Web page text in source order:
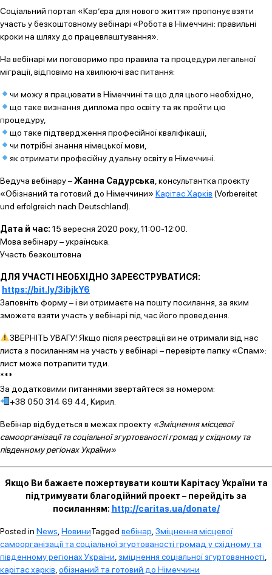
Соціальний портал «Кар’єра для нового життя» пропонує взяти
участь у безкоштовному вебінарі «Робота в Німеччині: правильні
кроки на шляху до працевлаштування».
На вебінарі ми поговоримо про правила та процедури легальної
міграції, відповімо на хвилюючі вас питання:
чи можу я працювати в Німеччині та що для цього необхідно,
що таке визнання диплома про освіту та як пройти цю
процедуру,
що таке підтвердження професійної кваліфікації,
чи потрібні знання німецької мови,
як отримати професійну дуальну освіту в Німеччині.
Ведуча вебінару –Жанна Садурська , консультантка проєкту
«Обізнаний та готовий до Німеччини» Карітас Харків (Vorbereitet
und erfolgreich nach Deutschland).
Дата й час: 15 вересня 2020 року, 11:00-12:00.
Мова вебінару – українська.
Участь безкоштовна
ДЛЯ УЧАСТІ НЕОБХІДНО ЗАРЕЄСТРУВАТИСЯ:
https://bit.ly/3ibjkY6
Заповніть форму – і ви отримаєте на пошту посилання, за яким
зможете взяти участь у вебінарі під час його проведення.
ЗВЕРНІТЬ УВАГУ! Якщо після реєстрації ви не отримали від нас
листа з посиланням на участь у вебінарі – перевірте папку «Спам»:
лист може потрапити туди.
***
За додатковими питаннями звертайтеся за номером:
+38 050 314 69 44, Кирил.
Вебінар відбудеться в межах проекту «Зміцнення місцевої
самоорганізації та соціальної згуртованості громад у східному та
південному регіонах України»
Якщо Ви бажаєте пожертвувати кошти Карітасу України та
підтримувати благодійний проект – перейдіть за
посиланням: http://caritas.ua/donate/
Posted in News НовиниTagged вебінар Зміцнення місцевої
самоорганізації та соціальної згуртованості громад у східному та
південному регіонах України зміцнення соціальної згуртованності
карітас харків обізнаний та готовий до Німеччини